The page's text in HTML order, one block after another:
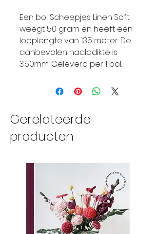
Een bol Scheepjes Linen Soft
weegt 50 gram en heeft een
looplengte van 135 meter. De
aanbevolen naalddikte is
3.50mm. Geleverd per 1 bol.
Gerelateerde
producten